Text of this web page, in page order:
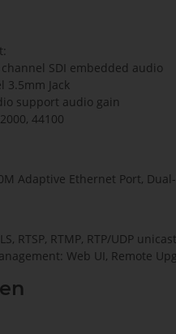
SDI embedded audio
3.5mm Jack
support audio gain
44100
Adaptive Ethernet Port,
RTSP, RTMP, RTP/UDP
Web UI, Remote